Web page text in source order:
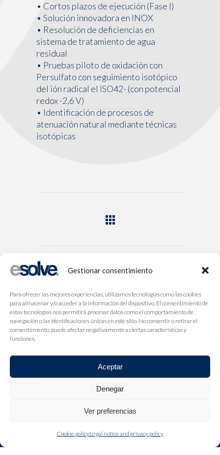
Gestionar consentimiento
Para ofrecer las mejores experiencias, utilizamos tecnologías como las cookies
para almacenar y/o acceder a la información del dispositivo. El consentimiento de
estas tecnologías nos permitirá procesar datos como el comportamiento de
navegación o las identificaciones únicas en este sitio. No consentir o retirar el
consentimiento, puede afectar negativamente a ciertas características y
funciones.
Aceptar
Denegar
Ver preferencias
Cookie policyLegal notice and privacy policy
• Cortos plazos de ejecución (Fase I)
• Solución innovadora en INOX
• Resolución de deficiencias en
sistema de tratamiento de agua
residual
• Pruebas piloto de oxidación con
Persulfato con seguimiento isotópico
del ión radical el ISO42- (con potencial
redox -2,6 V)
• Identificación de procesos de
atenuación natural mediante técnicas
isotópicas
LEGAL NOTICE AND PRIVACY POLICY